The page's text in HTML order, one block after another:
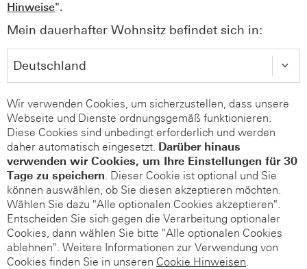
Hinweise".
Mein dauerhafter Wohnsitz befindet sich in:
Wir verwenden Cookies, um sicherzustellen, dass unsere
Webseite und Dienste ordnungsgemäß funktionieren.
Diese Cookies sind unbedingt erforderlich und werden
daher automatisch eingesetzt. Darüber hinaus
verwenden wir Cookies, um Ihre Einstellungen für 30
Tage zu speichern. Dieser Cookie ist optional und Sie
können auswählen, ob Sie diesen akzeptieren möchten.
Wählen Sie dazu "Alle optionalen Cookies akzeptieren".
Entscheiden Sie sich gegen die Verarbeitung optionaler
Cookies, dann wählen Sie bitte "Alle optionalen Cookies
ablehnen". Weitere Informationen zur Verwendung von
Cookies finden Sie in unseren Cookie Hinweisen.